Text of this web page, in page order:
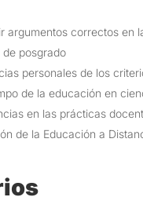
argumentos correctos en
posgrado
personales de los
de la educación en
en las prácticas
de la Educación a